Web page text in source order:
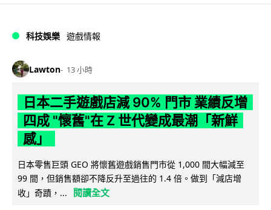
科技娛樂 遊戲情報
Lawton 13 小時
日本二手遊戲店減 90% 門市 業績反增
四成 "懷舊"在 Z 世代變成最潮「新鮮
感」
日本零售巨頭 GEO 將懷舊遊戲銷售門市從 1,000 間大幅減至
99 間，但銷售額卻不降反升至過往的 1.4 倍。做到「減店增
收」奇蹟，...
閱讀全文